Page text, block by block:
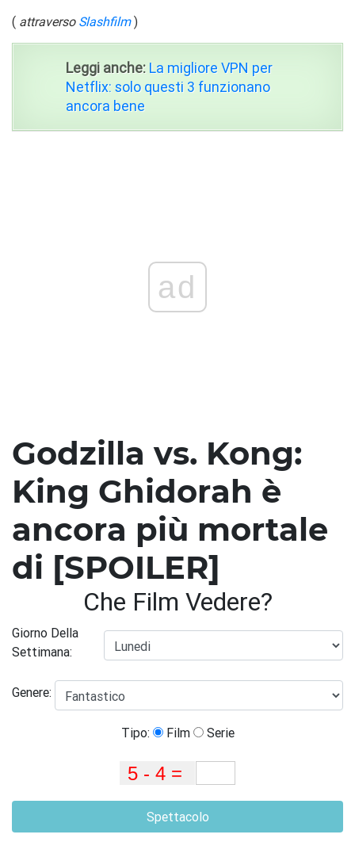
( attraverso Slashfilm )
Leggi anche: La migliore VPN per
Netflix: solo questi 3 funzionano
ancora bene
ad
Godzilla vs. Kong:
King Ghidorah è
ancora più mortale
di [SPOILER]
Che Film Vedere?
Giorno Della
Settimana:
Genere:
Tipo: Film Serie
Spettacolo